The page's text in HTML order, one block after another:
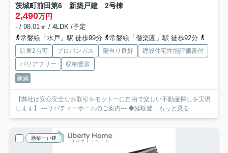
茨城町前田第6 新築戸建 2号棟
2,490万円
- / 98.01㎡ / 4LDK /予定
常磐線「水戸」駅 徒歩99分
常磐線「偕楽園」駅 徒歩92分
駐車2台可 プロパンガス 陽当り良好
建設住宅性能評価書付
バリアフリー
収納豊富
新築
【弊社は安心安全なお取引をモットーに自由で楽しい不動産探しを実現
します】 ---リバティーホームのご案内--- ◆経験豊...
もっと見る
新築一戸建